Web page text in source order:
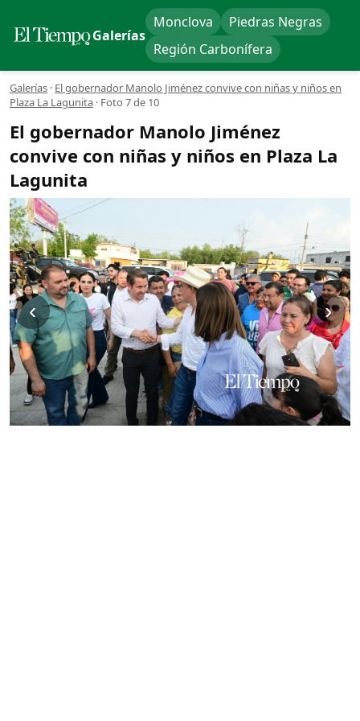
Galerías
Monclova
Piedras Negras
Región Carbonífera
Galerías · El gobernador Manolo Jiménez convive con niñas y niños en
Plaza La Lagunita · Foto 7 de 10
El gobernador Manolo Jiménez
convive con niñas y niños en Plaza La
Lagunita
‹ ›